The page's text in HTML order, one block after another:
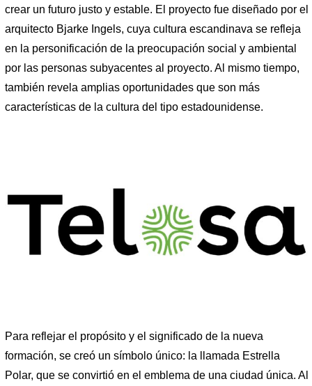
crear un futuro justo y estable. El proyecto fue diseñado por el
arquitecto Bjarke Ingels, cuya cultura escandinava se refleja
en la personificación de la preocupación social y ambiental
por las personas subyacentes al proyecto. Al mismo tiempo,
también revela amplias oportunidades que son más
características de la cultura del tipo estadounidense.
Para reflejar el propósito y el significado de la nueva
formación, se creó un símbolo único: la llamada Estrella
Polar, que se convirtió en el emblema de una ciudad única. Al